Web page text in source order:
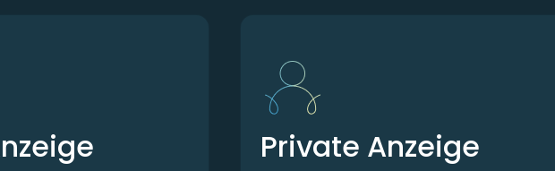
Private Anzeige